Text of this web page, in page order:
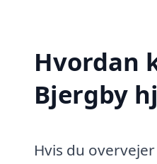
Hvordan
Bjergby
Hvis du